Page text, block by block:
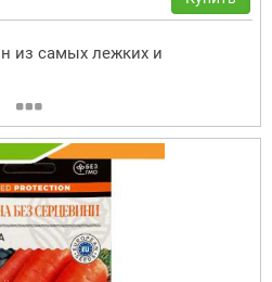
из самых лежких и